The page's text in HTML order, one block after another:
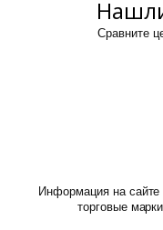
Сравните
Информация на
торговые